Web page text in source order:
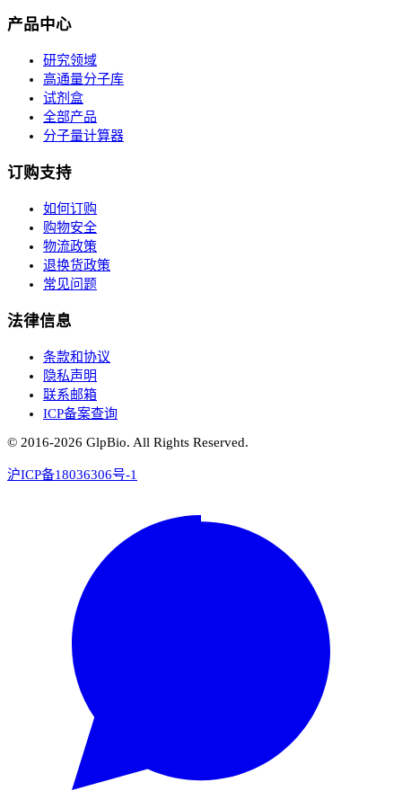
产品中心
研究领域
高通量分子库
试剂盒
全部产品
分子量计算器
订购支持
如何订购
购物安全
物流政策
退换货政策
常见问题
法律信息
条款和协议
隐私声明
联系邮箱
ICP备案查询
© 2016-2026 GlpBio. All Rights Reserved.
沪ICP备18036306号-1